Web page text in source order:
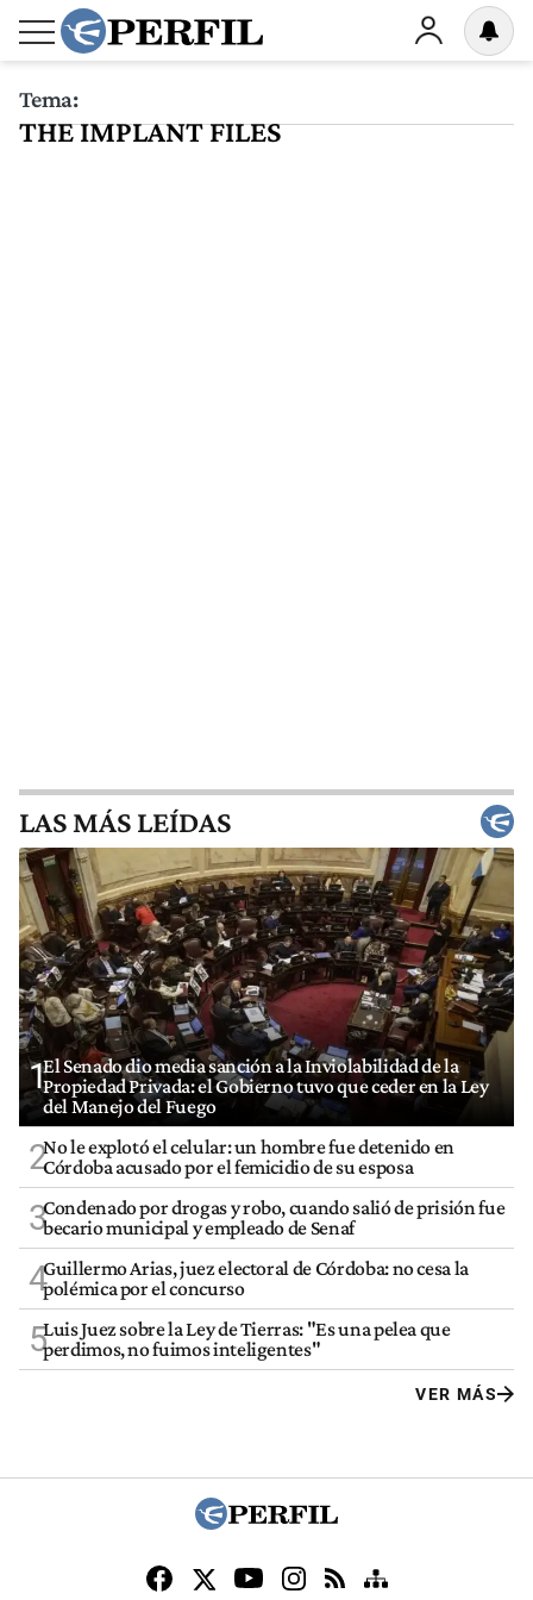
Tema:
THE IMPLANT FILES
LAS MÁS LEÍDAS
1El Senado dio media sanción a la Inviolabilidad de la
Propiedad Privada: el Gobierno tuvo que ceder en la Ley
del Manejo del Fuego
2No le explotó el celular: un hombre fue detenido en
Córdoba acusado por el femicidio de su esposa
3Condenado por drogas y robo, cuando salió de prisión fue
becario municipal y empleado de Senaf
4Guillermo Arias, juez electoral de Córdoba: no cesa la
polémica por el concurso
5Luis Juez sobre la Ley de Tierras: "Es una pelea que
perdimos, no fuimos inteligentes"
VER MÁS